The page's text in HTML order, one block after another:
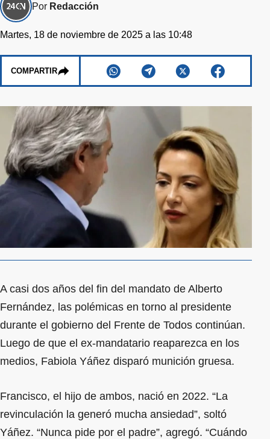
Por Redacción
Martes, 18 de noviembre de 2025 a las 10:48
COMPARTIR
A casi dos años del fin del mandato de Alberto
Fernández, las polémicas en torno al presidente
durante el gobierno del Frente de Todos continúan.
Luego de que el ex-mandatario reaparezca en los
medios, Fabiola Yáñez disparó munición gruesa.
Francisco, el hijo de ambos, nació en 2022. “La
revinculación la generó mucha ansiedad”, soltó
Yáñez. “Nunca pide por el padre”, agregó. “Cuándo